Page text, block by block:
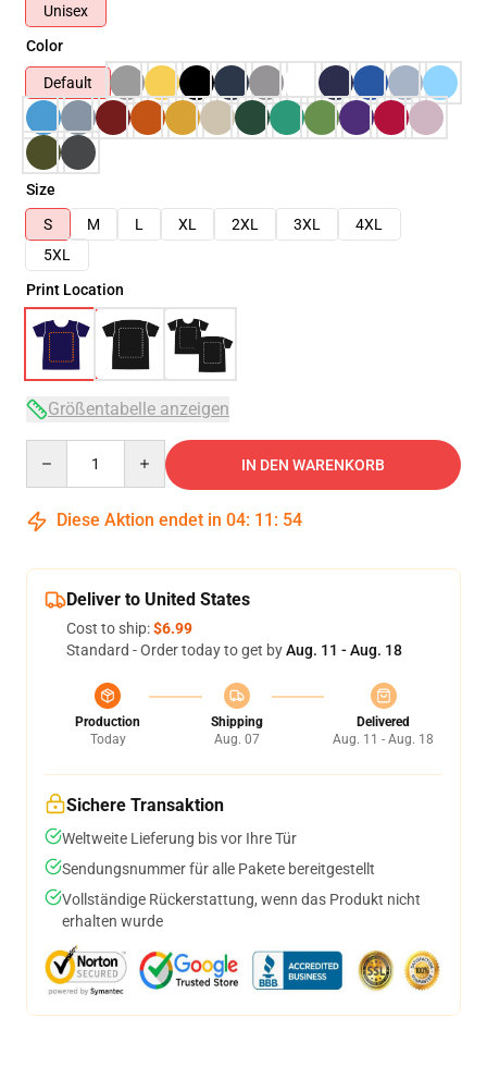
Unisex
Color
Default
Size
S
M L XL 2XL 3XL
4XL
5XL
Print Location
Größentabelle anzeigen
IN DEN WARENKORB
Diese Aktion endet in 04: 11 : 54
Deliver to United States
Cost to ship:$6.99
Standard - Order today to get byAug. 11 - Aug. 18
Production
Today
Shipping
Aug. 07
Delivered
Aug. 11 - Aug. 18
Sichere Transaktion
Weltweite Lieferung bis vor Ihre Tür
Sendungsnummer für alle Pakete bereitgestellt
Vollständige Rückerstattung, wenn das Produkt nicht
erhalten wurde